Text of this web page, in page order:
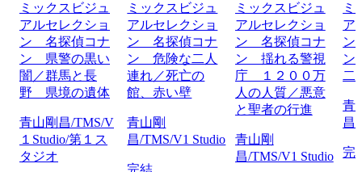
ミックスビジュ
アルセレクショ
ン 名探偵コナ
ン 県警の黒い
闇／群馬と長
野 県境の遺体
青山剛昌/TMS/V
１Studio/第１ス
タジオ
ミックスビジュ
アルセレクショ
ン 名探偵コナ
ン 危険な二人
連れ／死亡の
館、赤い壁
青山剛
昌/TMS/V1 Studio
完結
ミックスビジュ
アルセレクショ
ン 名探偵コナ
ン 揺れる警視
庁 １２００万
人の人質／悪意
と聖者の行進
青山剛
昌/TMS/V1 Studio
ミ
ア
ン
ン
二
青
昌
完